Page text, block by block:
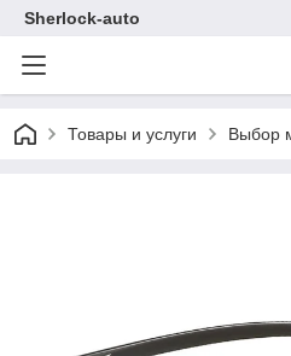
Sherlock-auto
Товары и услуги Выбор